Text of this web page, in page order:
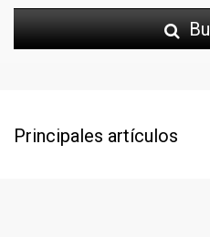
Principales artículos